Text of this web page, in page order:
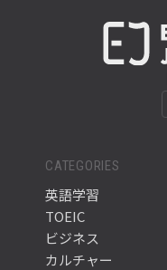
CATEGORIES
英語学習
TOEIC
ビジネス
カルチャー